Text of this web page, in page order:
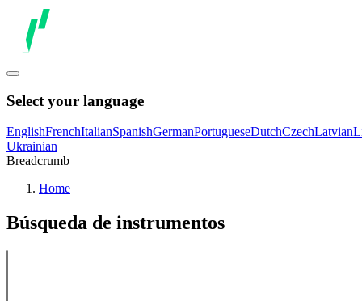
Select your language
EnglishFrenchItalianSpanishGermanPortugueseDutchCzechLatvian
Ukrainian
Breadcrumb
Home
Búsqueda de instrumentos